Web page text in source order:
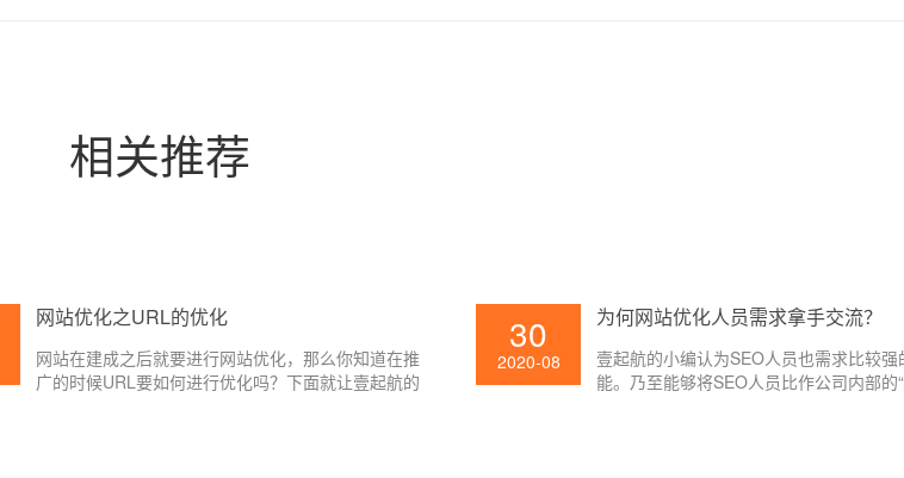
相关推荐
网站优化之URL的优化
网站在建成之后就要进行网站优化，那么你知道在推
广的时候URL要如何进行优化吗？下面就让壹起航的
30
2020-08
为何网站优化人员需求拿手交流？
壹起航的小编认为SEO人员也需求比较强
能。乃至能够将SEO人员比作公司内部的